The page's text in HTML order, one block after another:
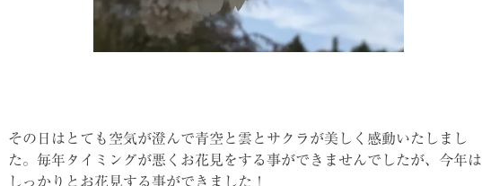
その日はとても空気が澄んで青空と雲とサクラが美しく感動いたしまし
た。毎年タイミングが悪くお花見をする事ができませんでしたが、今年は
しっかりとお花見する事ができました！